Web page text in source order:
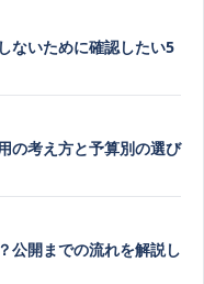
ないために確認したい5
の考え方と予算別の選び
公開までの流れを解説し